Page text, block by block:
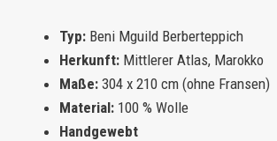
Typ: Beni Mguild Berberteppich
Herkunft: Mittlerer Atlas, Marokko
Maße: 304 x 210 cm (ohne Fransen)
Material: 100 % Wolle
Handgewebt